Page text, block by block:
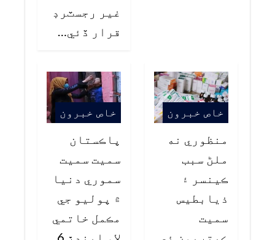
غير رجسٽرڊ
قرار ڏئي…
خاص خبرون
منظوري نه
ملڻ سبب
ڪينسر ۽
ذيابطيس
سميت
خاص خبرون
پاڪستان
سميت سميت
سموري دنيا
۾ پوليو جي
مڪمل خاتمي